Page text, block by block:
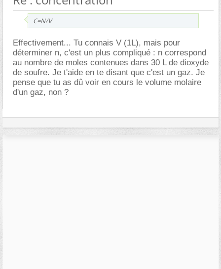
C=N/V
Effectivement... Tu connais V (1L), mais pour
déterminer n, c'est un plus compliqué : n correspond
au nombre de moles contenues dans 30 L de dioxyde
de soufre. Je t'aide en te disant que c'est un gaz. Je
pense que tu as dû voir en cours le volume molaire
d'un gaz, non ?